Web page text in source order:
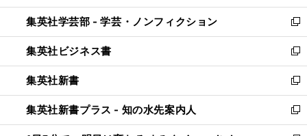
開
く
ウ
で
開
く
ン
ド
ウ
で
開
く
ウ
ィ
ン
ド
ウ
で
開
く
集英社学芸部 - 学芸・ノンフィクション
新
し
い
ウ
ィ
ン
ド
ウ
集英社ビジネス書
新
し
い
ウ
ィ
ン
集英社新書
新
し
い
ウ
集英社新書プラス - 知の水先案内人
新
し